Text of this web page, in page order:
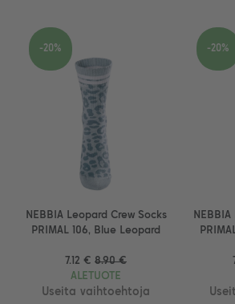
NEBBIA Leopard Crew Socks
PRIMAL 106, Blue Leopard
7.12 € 8.90 €
ALETUOTE
Useita vaihtoehtoja
-20% -20%